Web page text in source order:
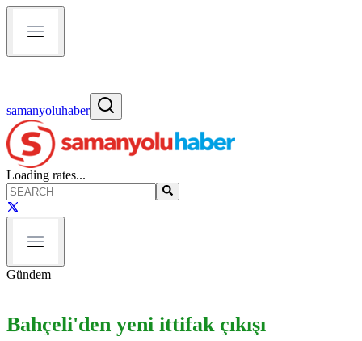
samanyoluhaber
Loading rates...
Gündem
Bahçeli'den yeni ittifak çıkışı